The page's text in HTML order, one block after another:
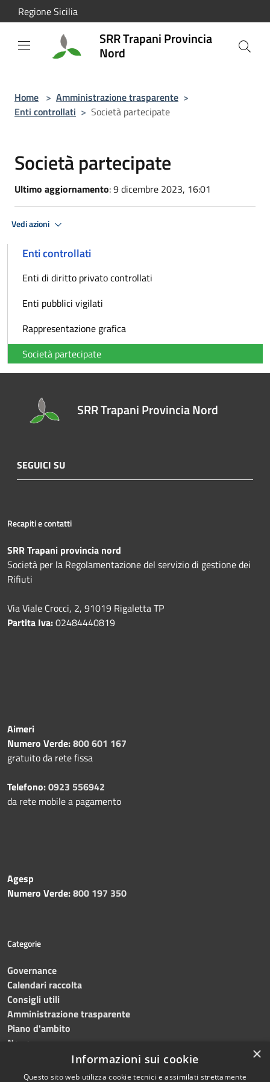
Salta al contenuto principale
Regione Sicilia
SRR Trapani Provincia
Nord
Home > Amministrazione trasparente >
Enti controllati > Società partecipate
Società partecipate
Ultimo aggiornamento: 9 dicembre 2023, 16:01
Vedi azioni
Enti controllati
Enti di diritto privato controllati
Enti pubblici vigilati
Rappresentazione grafica
Società partecipate
SRR Trapani Provincia Nord
SEGUICI SU
Recapiti e contatti
SRR Trapani provincia nord
Società per la Regolamentazione del servizio di gestione dei
Rifiuti
Via Viale Crocci, 2, 91019 Rigaletta TP
Partita Iva:02484440819
Aimeri
Numero Verde:800 601 167
gratuito da rete fissa
Telefono:0923 556942
da rete mobile a pagamento
Agesp
Numero Verde:800 197 350
Categorie
Governance
Calendari raccolta
Consigli utili
Amministrazione trasparente
Piano d'ambito
News
×
Informazioni sui cookie
Questo sito web utilizza cookie tecnici e assimilati strettamente